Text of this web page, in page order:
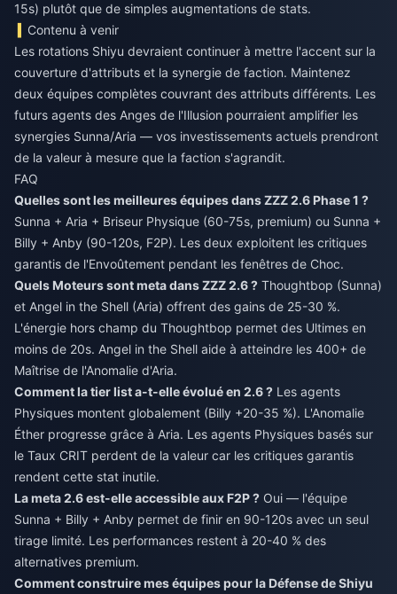
15s) plutôt que de simples augmentations de stats.
Contenu à venir
Les rotations Shiyu devraient continuer à mettre l'accent sur la
couverture d'attributs et la synergie de faction. Maintenez
deux équipes complètes couvrant des attributs différents. Les
futurs agents des Anges de l'Illusion pourraient amplifier les
synergies Sunna/Aria — vos investissements actuels prendront
de la valeur à mesure que la faction s'agrandit.
FAQ
Quelles sont les meilleures équipes dans ZZZ 2.6 Phase 1 ?
Sunna + Aria + Briseur Physique (60-75s, premium) ou Sunna +
Billy + Anby (90-120s, F2P). Les deux exploitent les critiques
garantis de l'Envoûtement pendant les fenêtres de Choc.
Quels Moteurs sont meta dans ZZZ 2.6 ? Thoughtbop (Sunna)
et Angel in the Shell (Aria) offrent des gains de 25-30 %.
L'énergie hors champ du Thoughtbop permet des Ultimes en
moins de 20s. Angel in the Shell aide à atteindre les 400+ de
Maîtrise de l'Anomalie d'Aria.
Comment la tier list a-t-elle évolué en 2.6 ? Les agents
Physiques montent globalement (Billy +20-35 %). L'Anomalie
Éther progresse grâce à Aria. Les agents Physiques basés sur
le Taux CRIT perdent de la valeur car les critiques garantis
rendent cette stat inutile.
La meta 2.6 est-elle accessible aux F2P ? Oui — l'équipe
Sunna + Billy + Anby permet de finir en 90-120s avec un seul
tirage limité. Les performances restent à 20-40 % des
alternatives premium.
Comment construire mes équipes pour la Défense de Shiyu